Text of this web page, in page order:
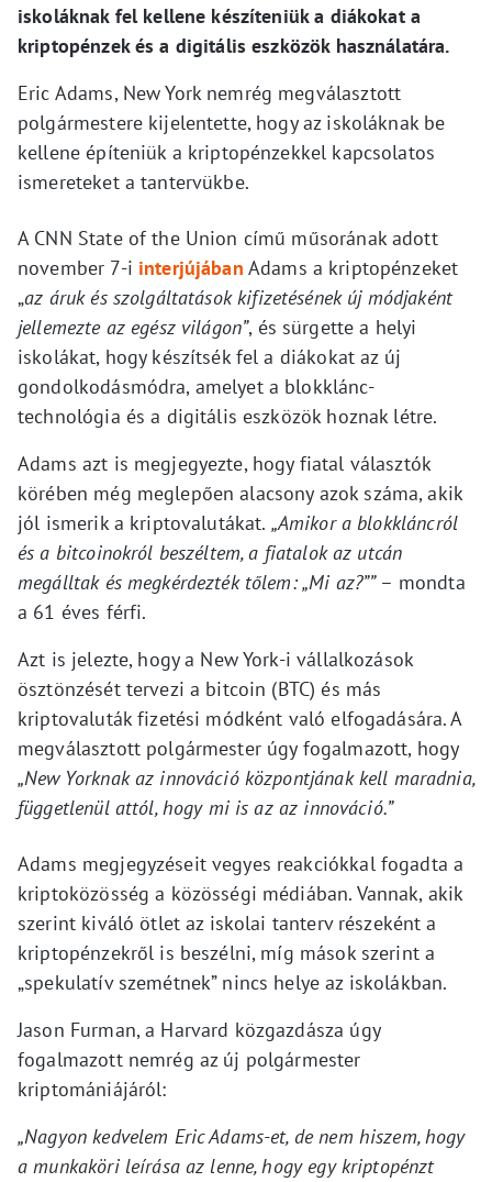
iskoláknak fel kellene készíteniük a diákokat a
kriptopénzek és a digitális eszközök használatára.
Eric Adams, New York nemrég megválasztott
polgármestere kijelentette, hogy az iskoláknak be
kellene építeniük a kriptopénzekkel kapcsolatos
ismereteket a tantervükbe.
A CNN State of the Union című műsorának adott
november 7-i interjújában Adams a kriptopénzeket
„az áruk és szolgáltatások kifizetésének új módjaként
jellemezte az egész világon”, és sürgette a helyi
iskolákat, hogy készítsék fel a diákokat az új
gondolkodásmódra, amelyet a blokklánc-
technológia és a digitális eszközök hoznak létre.
Adams azt is megjegyezte, hogy fiatal választók
körében még meglepően alacsony azok száma, akik
jól ismerik a kriptovalutákat. „Amikor a blokkláncról
és a bitcoinokról beszéltem, a fiatalok az utcán
megálltak és megkérdezték tőlem: „Mi az?””– mondta
a 61 éves férfi.
Azt is jelezte, hogy a New York-i vállalkozások
ösztönzését tervezi a bitcoin (BTC) és más
kriptovaluták fizetési módként való elfogadására. A
megválasztott polgármester úgy fogalmazott, hogy
„New Yorknak az innováció központjának kell maradnia,
függetlenül attól, hogy mi is az az innováció.”
Adams megjegyzéseit vegyes reakciókkal fogadta a
kriptoközösség a közösségi médiában. Vannak, akik
szerint kiváló ötlet az iskolai tanterv részeként a
kriptopénzekről is beszélni, míg mások szerint a
„spekulatív szemétnek” nincs helye az iskolákban.
Jason Furman, a Harvard közgazdásza úgy
fogalmazott nemrég az új polgármester
kriptomániájáról:
„Nagyon kedvelem Eric Adams-et, de nem hiszem, hogy
a munkaköri leírása az lenne, hogy egy kriptopénzt